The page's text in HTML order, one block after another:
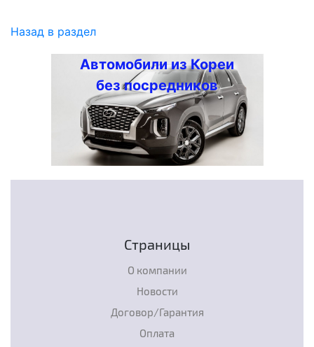
Назад в раздел
Автомобили из Кореи
без посредников
Страницы
О компании
Новости
Договор/Гарантия
Оплата